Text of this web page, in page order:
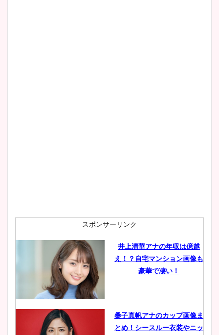
スポンサーリンク
井上清華アナの年収は億越
え！？自宅マンション画像も
豪華で凄い！
桑子真帆アナのカップ画像ま
とめ！シースルー衣装やニッ